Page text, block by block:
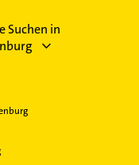
Suchen in